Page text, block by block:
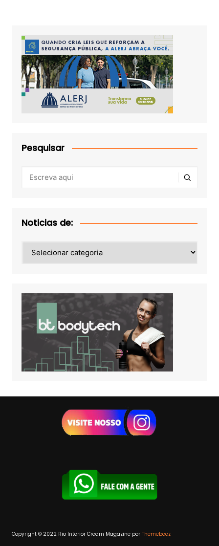
Pesquisar
Noticias de:
de:
Copyright © 2022 Rio InteriorCream Magazine por Themebeez